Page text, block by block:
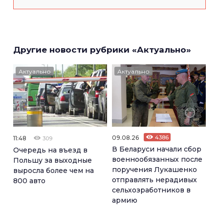
Другие новости рубрики «Актуально»
Актуально
11:48 309
Очередь на въезд в
Польшу за выходные
выросла более чем на
800 авто
Актуально
09.08.26 4386
В Беларуси начали сбор
военнообязанных после
поручения Лукашенко
отправлять нерадивых
сельхозработников в
армию